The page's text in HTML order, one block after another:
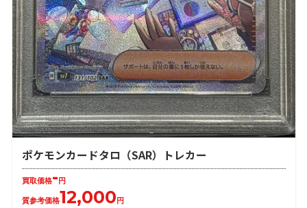
ポケモンカードタロ（SAR）トレカー
買取価格-円
質参考価格12,000円